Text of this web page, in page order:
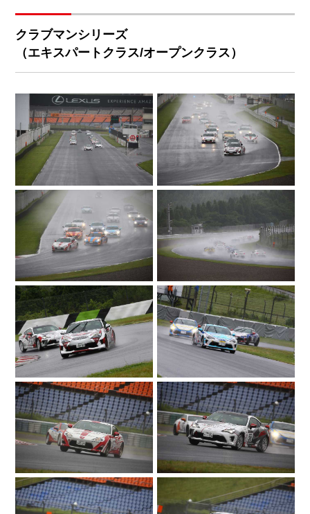
クラブマンシリーズ
（エキスパートクラス/オープンクラス）